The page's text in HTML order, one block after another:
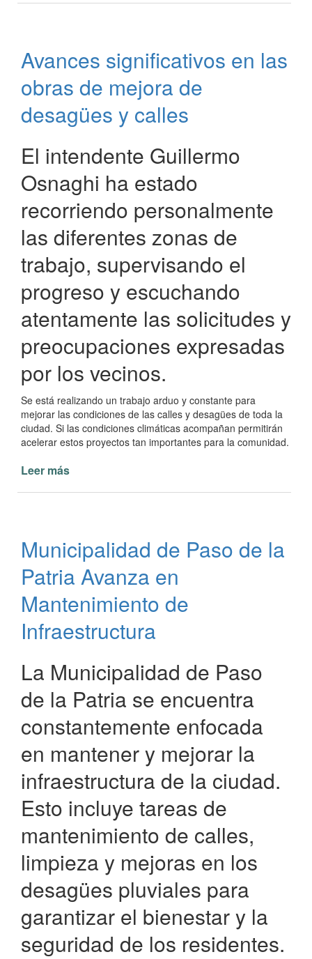
Avances
en
la
de
Avances significativos en las
obras de mejora de
desagües y calles
El intendente Guillermo
Osnaghi ha estado
recorriendo personalmente
las diferentes zonas de
trabajo, supervisando el
progreso y escuchando
atentamente las solicitudes y
preocupaciones expresadas
por los vecinos.
Se está realizando un trabajo arduo y constante para
mejorar las condiciones de las calles y desagües de toda la
ciudad. Si las condiciones climáticas acompañan permitirán
acelerar estos proyectos tan importantes para la comunidad.
Leer más
obras
de
mejora
desagües
calles
Municipalidad de Paso de la
Patria Avanza en
Mantenimiento de
Infraestructura
La Municipalidad de Paso
de la Patria se encuentra
constantemente enfocada
en mantener y mejorar la
infraestructura de la ciudad.
Esto incluye tareas de
mantenimiento de calles,
limpieza y mejoras en los
desagües pluviales para
garantizar el bienestar y la
seguridad de los residentes.